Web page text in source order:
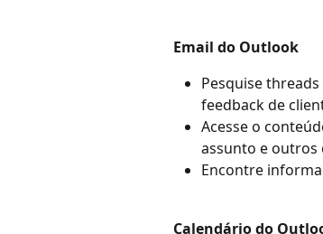
Email do Outlook
Pesquise
feedback de
Acesse o
assunto e outros
Encontre
Calendário do